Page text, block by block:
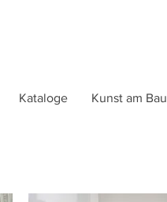
Kataloge Kunst am Bau